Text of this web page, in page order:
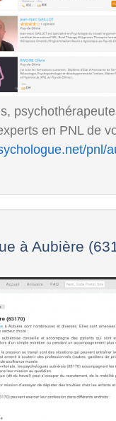
en PNL de
pnl/
à Aubière